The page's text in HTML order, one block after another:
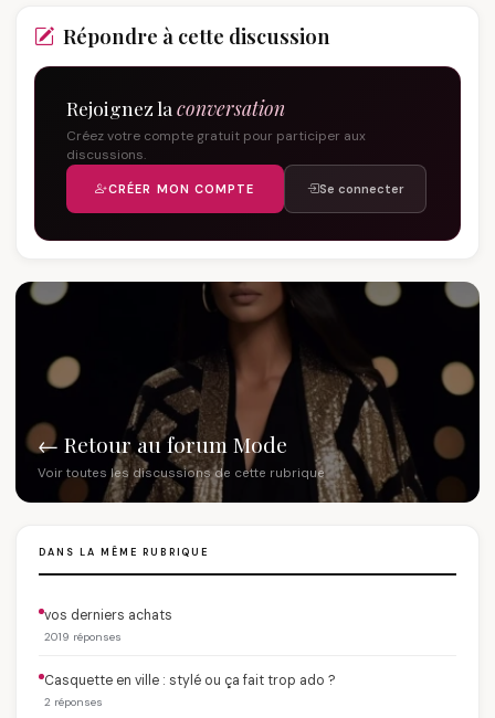
Répondre à cette discussion
Rejoignez la conversation
Créez votre compte gratuit pour participer aux
discussions.
CRÉER MON COMPTE Se connecter
← Retour au forum Mode
Voir toutes les discussions de cette rubrique
DANS LA MÊME RUBRIQUE
vos derniers achats
2019 réponses
Casquette en ville : stylé ou ça fait trop ado ?
2 réponses